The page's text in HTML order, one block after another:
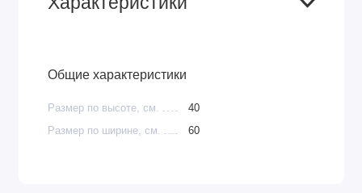
Общие характеристики
Размер по высоте, см.
40
Размер по ширине, см.
60